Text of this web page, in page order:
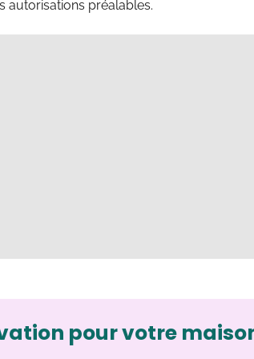
autorisations préalables.
pour votre